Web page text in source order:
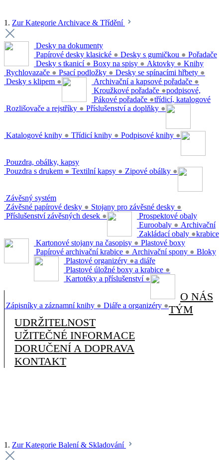
1. Zur Kategorie Archivace & Třídění
Desky na dokumenty
Papírové desky klasické ● Desky s gumičkou ●
Desky s tkanicí ● Boxy na spisy ● Aktovky ●
Rychlovazače ● Psací podložky ● Desky se spínacími hřbety ●
Desky s klipem ●
Pořadače
Archivační a kapsové pořadače ●
Kroužkové pořadače ●
Pákové pořadače ●
Rozlišovače a rejstříky ● Příslušenství a doplňky ●
Knihy
podpisové,
třídicí, katalogové
Katalogové knihy ● Třídicí knihy ● Podpisové knihy ●
Pouzdra, obálky, kapsy
Pouzdra s drukem ● Textilní kapsy ● Zipové obálky ●
Závěsný systém
Závěsné papírové desky ● Stojany pro závěsné desky ●
Příslušenství závěsných desek ●
Prospektové obaly
Euroobaly ●
Zakládací obaly ●
Archivační
krabice
Kartonové stojany na časopisy ●
Papírové archivační krabice ● Archivační spony ●
Plastové boxy
Plastové organizéry ●
Plastové úložné boxy a krabice ●
Kartotéky a příslušenství ●
Bloky
a diáře
Zápisníky a záznamní knihy ● Diáře a organizéry ●
O NÁS
TÝM
UDRŽITELNOST
UŽITEČNÉ INFORMACE
DORUČENÍ A DOPRAVA
KONTAKT
1. Zur Kategorie Balení & Skladování